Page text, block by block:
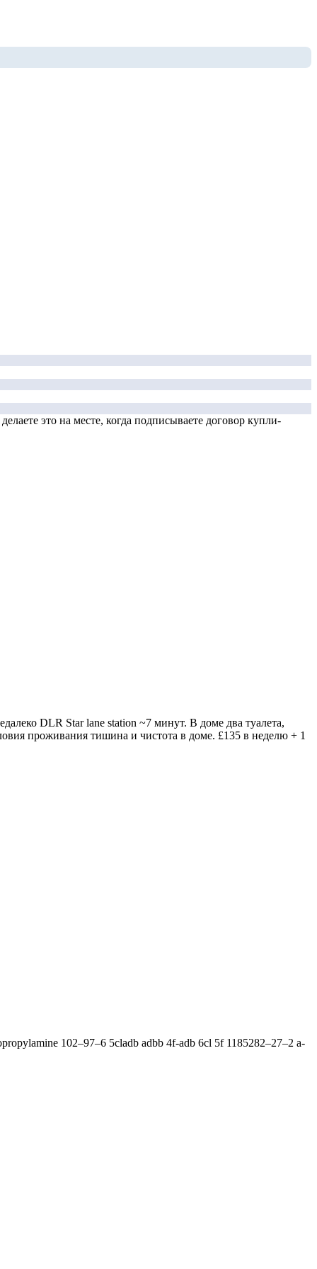
это на месте, когда подписываете договор купли-
DLR Star lane station ~7 минут. В доме два туалета,
проживания тишина и чистота в доме. £135 в неделю + 1
102–97–6 5cladb adbb 4f-adb 6cl 5f 1185282–27–2 a-